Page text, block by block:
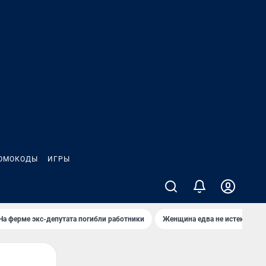
ИГРЫ
ферме экс-депутата погибли работники Женщина едва не истекла